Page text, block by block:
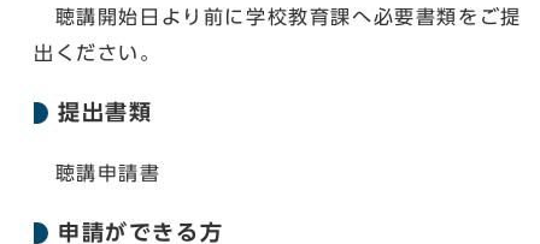
聴講開始日より前に学校教育課へ必要書類をご提
出ください。
提出書類
聴講申請書
申請ができる方